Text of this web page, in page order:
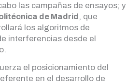
las campañas de ensayos; y
de Madrid, que
los algoritmos de
interferencias desde el
el posicionamiento del
en el desarrollo de